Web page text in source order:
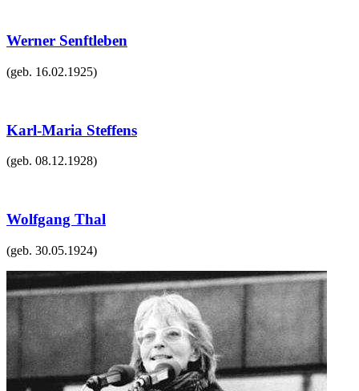
Werner Senftleben
(geb. 16.02.1925)
Karl-Maria Steffens
(geb. 08.12.1928)
Wolfgang Thal
(geb. 30.05.1924)